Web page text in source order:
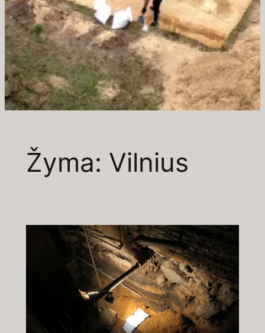
Žyma: Vilnius